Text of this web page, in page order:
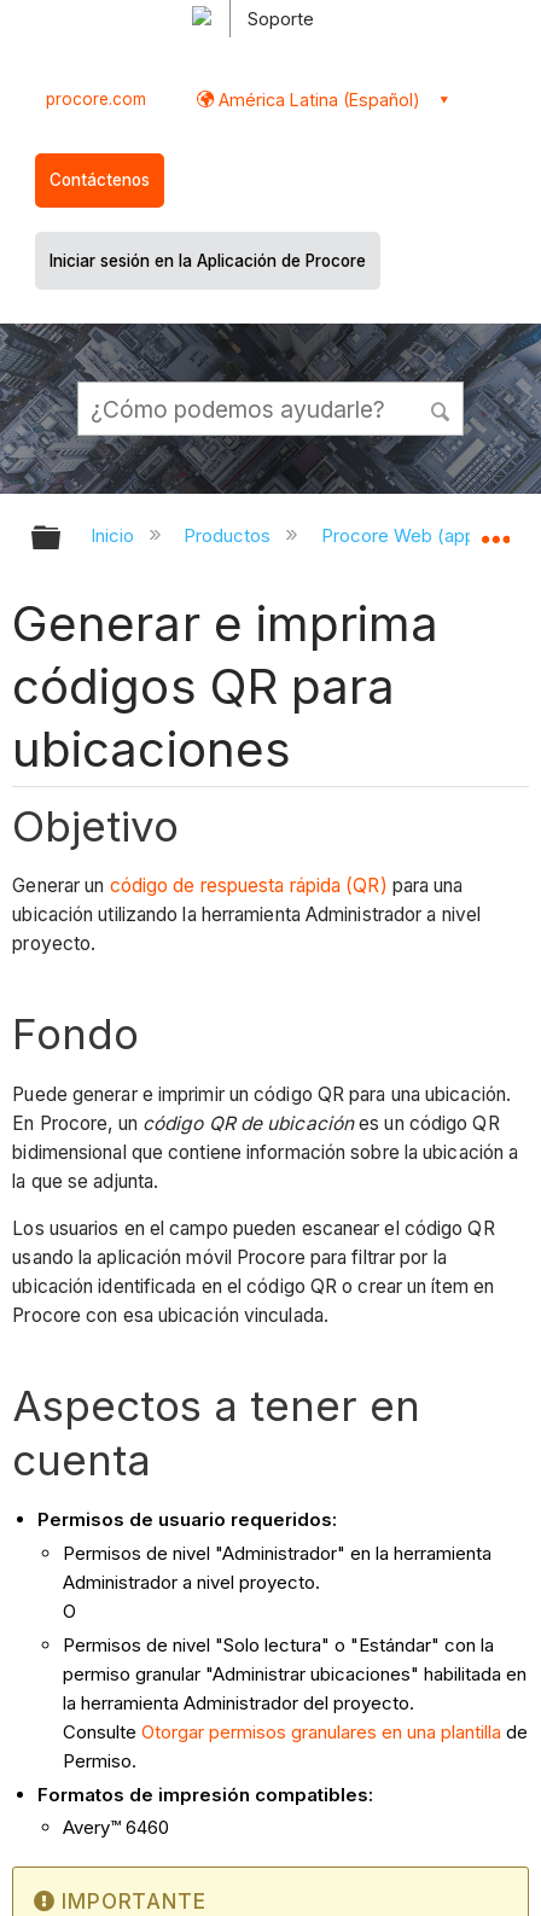
Soporte
procore.com América Latina (Español)
Contáctenos
Iniciar sesión en la Aplicación de Procore
Expandir/contraer jerarquía global
Inicio Productos Procore Web
Generar e imprima
códigos QR para
ubicaciones
Objetivo
Generar un código de respuesta rápida (QR) para una
ubicación utilizando la herramienta Administrador a nivel
proyecto.
Fondo
Puede generar e imprimir un código QR para una ubicación.
En Procore, un código QR de ubicaciónes un código QR
bidimensional que contiene información sobre la ubicación a
la que se adjunta.
Los usuarios en el campo pueden escanear el código QR
usando la aplicación móvil Procore para filtrar por la
ubicación identificada en el código QR o crear un ítem en
Procore con esa ubicación vinculada.
Aspectos a tener en
cuenta
Permisos de usuario requeridos:
Permisos de nivel "Administrador" en la herramienta
Administrador a nivel proyecto.
O
Permisos de nivel "Solo lectura" o "Estándar" con la
permiso granular "Administrar ubicaciones" habilitada en
la herramienta Administrador del proyecto.
ConsulteOtorgar permisos granulares en una plantilla de
Permiso.
Formatos de impresión compatibles:
Avery™ 6460
IMPORTANTE